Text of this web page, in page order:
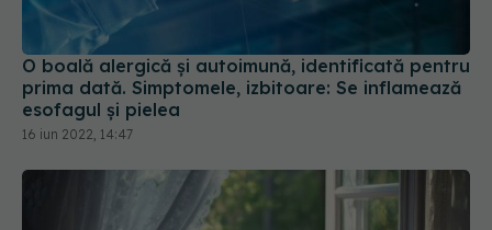
O boală alergică și autoimună, identificată pentru
prima dată. Simptomele, izbitoare: Se inflamează
esofagul și pielea
16 iun 2022, 14:47